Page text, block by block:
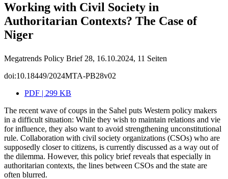
Working with Civil Society in
Authoritarian Contexts? The Case of
Niger
Megatrends Policy Brief 28, 16.10.2024, 11 Seiten
doi:10.18449/2024MTA-PB28v02
PDF | 299 KB
The recent wave of coups in the Sahel puts Western policy makers
in a difficult situation: While they wish to maintain relations and vie
for influence, they also want to avoid strengthening unconstitutional
rule. Collaboration with civil society organizations (CSOs) who are
supposedly closer to citizens, is currently discussed as a way out of
the dilemma. However, this policy brief reveals that especially in
authoritarian contexts, the lines between CSOs and the state are
often blurred.